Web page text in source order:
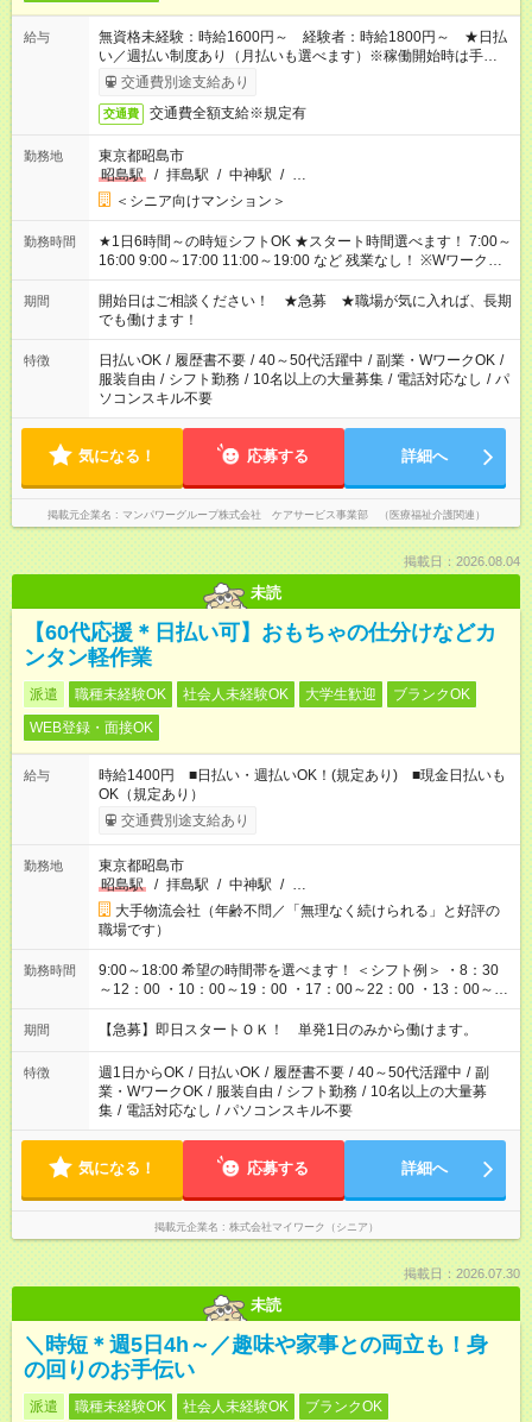
給与
無資格未経験：時給1600円～ 経験者：時給1800円～ ★日払
い／週払い制度あり（月払いも選べます）※稼働開始時は手続き
完了次第のお支払いとなります。
交通費別途支給あり
交通費 交通費全額支給※規定有
勤務地
東京都昭島市
昭島駅
/ 拝島駅 / 中神駅 / …
＜シニア向けマンション＞
勤務時間
★1日6時間～の時短シフトOK ★スタート時間選べます！ 7:00～
16:00 9:00～17:00 11:00～19:00 など 残業なし！ ※Wワークの
場合、他のお仕事と合わせ週40時間超の就業はご案内できませ
ん ※法令に基づき、週20時間以上勤務は社会保険への加入対象
となります ※労働者派遣法（日雇い派遣の原則禁止）により、
短時間・短期間の就業はご案内が難しい場合があります
期間
開始日はご相談ください！ ★急募 ★職場が気に入れば、長期
でも働けます！
特徴 日払いOK / 履歴書不要 / 40～50代活躍中 / 副業・WワークOK /
服装自由 / シフト勤務 / 10名以上の大量募集 / 電話対応なし / パ
ソコンスキル不要
気になる！ 応募する 詳細へ
掲載元企業名 マンパワーグループ株式会社 ケアサービス事業部 （医療福祉介護関連）
掲載日：2026.08.04
未読
【60代応援＊日払い可】おもちゃの仕分けなどカ
ンタン軽作業
派遣 職種未経験OK 社会人未経験OK 大学生歓迎
ブランクOK
WEB登録・面接OK
給与
時給1400円 ■日払い・週払いOK！(規定あり) ■現金日払いも
OK（規定あり）
交通費別途支給あり
勤務地
東京都昭島市
昭島駅
/ 拝島駅 / 中神駅 / …
大手物流会社（年齢不問／「無理なく続けられる」と好評の
職場です）
勤務時間
9:00～18:00 希望の時間帯を選べます！ ＜シフト例＞ ・8：30
～12：00 ・10：00～19：00 ・17：00～22：00 ・13：00～
22：00 ・22：00～翌6：00 など
期間 【急募】即日スタートＯＫ！ 単発1日のみから働けます。
特徴 週1日からOK / 日払いOK / 履歴書不要 / 40～50代活躍中 / 副
業・WワークOK / 服装自由 / シフト勤務 / 10名以上の大量募
集 / 電話対応なし / パソコンスキル不要
気になる！ 応募する 詳細へ
掲載元企業名 株式会社マイワーク（シニア）
掲載日：2026.07.30
未読
＼時短＊週5日4h～／趣味や家事との両立も！身
の回りのお手伝い
派遣 職種未経験OK 社会人未経験OK
ブランクOK